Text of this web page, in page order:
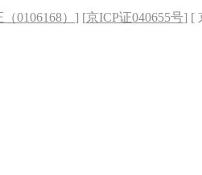
0106168） ] [京ICP证040655号] [